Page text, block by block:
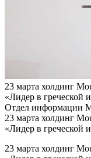
23 марта холдинг
«Лидер в греческой
Отдел информации
23 марта холдинг
«Лидер в греческой
23 марта холдинг